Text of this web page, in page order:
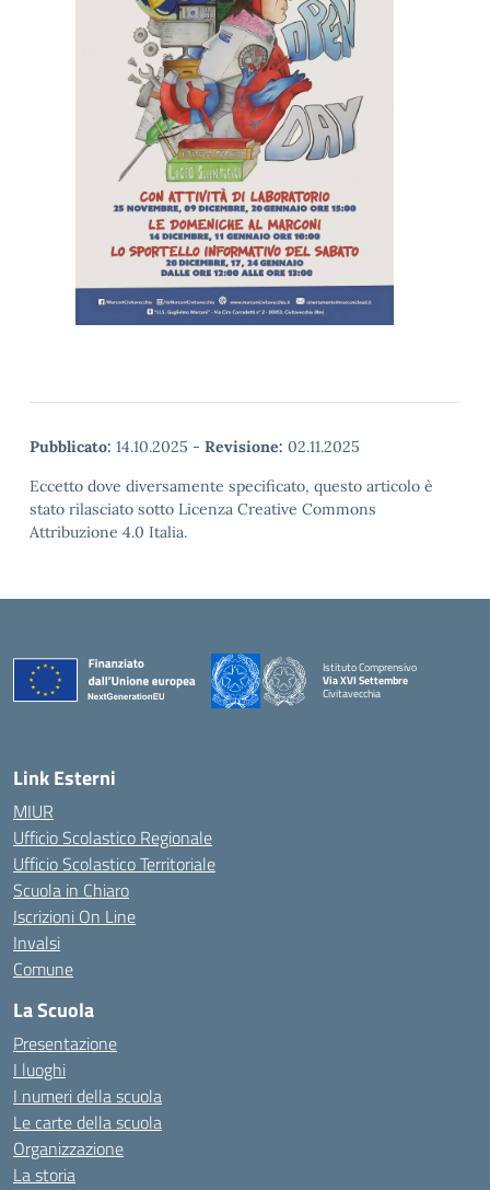
Pubblicato: 14.10.2025 - Revisione: 02.11.2025
Eccetto dove diversamente specificato, questo articolo è
stato rilasciato sotto Licenza Creative Commons
Attribuzione 4.0 Italia.
Istituto Comprensivo
Via XVI Settembre
Civitavecchia
Link Esterni
MIUR
Ufficio Scolastico Regionale
Ufficio Scolastico Territoriale
Scuola in Chiaro
Iscrizioni On Line
Invalsi
Comune
La Scuola
Presentazione
I luoghi
I numeri della scuola
Le carte della scuola
Organizzazione
La storia